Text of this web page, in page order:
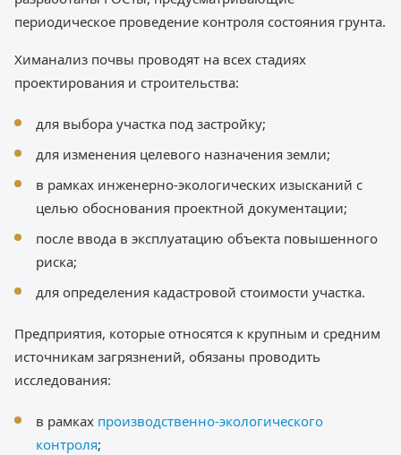
периодическое проведение контроля состояния грунта.
Химанализ почвы проводят на всех стадиях
проектирования и строительства:
для выбора участка под застройку;
для изменения целевого назначения земли;
в рамках инженерно-экологических изысканий с
целью обоснования проектной документации;
после ввода в эксплуатацию объекта повышенного
риска;
для определения кадастровой стоимости участка.
Предприятия, которые относятся к крупным и средним
источникам загрязнений, обязаны проводить
исследования:
в рамках производственно-экологического
контроля;